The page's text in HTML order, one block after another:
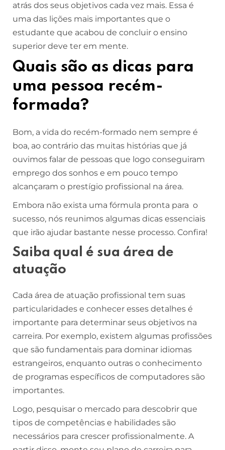
atrás dos seus objetivos cada vez mais. Essa é
uma das lições mais importantes que o
estudante que acabou de concluir o ensino
superior deve ter em mente.
Quais são as dicas para
uma pessoa recém-
formada?
Bom, a vida do recém-formado nem sempre é
boa, ao contrário das muitas histórias que já
ouvimos falar de pessoas que logo conseguiram
emprego dos sonhos e em pouco tempo
alcançaram o prestígio profissional na área.
Embora não exista uma fórmula pronta para o
sucesso, nós reunimos algumas dicas essenciais
que irão ajudar bastante nesse processo. Confira!
Saiba qual é sua área de
atuação
Cada área de atuação profissional tem suas
particularidades e conhecer esses detalhes é
importante para determinar seus objetivos na
carreira. Por exemplo, existem algumas profissões
que são fundamentais para dominar idiomas
estrangeiros, enquanto outras o conhecimento
de programas específicos de computadores são
importantes.
Logo, pesquisar o mercado para descobrir que
tipos de competências e habilidades são
necessários para crescer profissionalmente. A